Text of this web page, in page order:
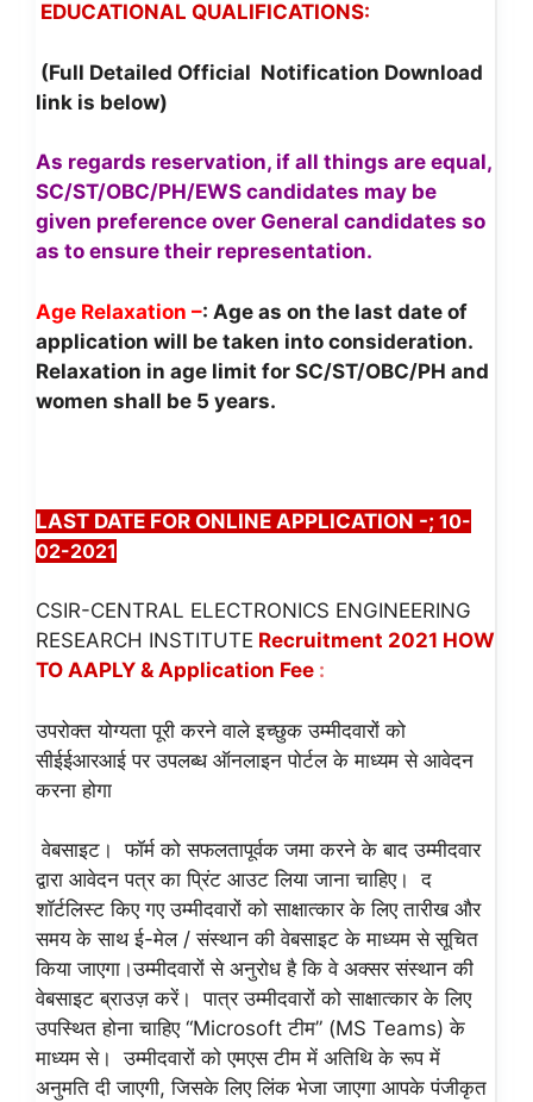
EDUCATIONAL QUALIFICATIONS:
(Full Detailed Official Notification Download
link is below)
As regards reservation, if all things are equal,
SC/ST/OBC/PH/EWS candidates may be
given preference over General candidates so
as to ensure their representation.
Age Relaxation –: Age as on the last date of
application will be taken into consideration.
Relaxation in age limit for SC/ST/OBC/PH and
women shall be 5 years.
LAST DATE FOR ONLINE APPLICATION -; 10-
02-2021
CSIR-CENTRAL ELECTRONICS ENGINEERING
RESEARCH INSTITUTE Recruitment 2021 HOW
TO AAPLY & Application Fee :
उपरोक्त योग्यता पूरी करने वाले इच्छुक उम्मीदवारों को
सीईईआरआई पर उपलब्ध ऑनलाइन पोर्टल के माध्यम से आवेदन
करना होगा
वेबसाइट। फॉर्म को सफलतापूर्वक जमा करने के बाद उम्मीदवार
द्वारा आवेदन पत्र का प्रिंट आउट लिया जाना चाहिए। द
शॉर्टलिस्ट किए गए उम्मीदवारों को साक्षात्कार के लिए तारीख और
समय के साथ ई-मेल / संस्थान की वेबसाइट के माध्यम से सूचित
किया जाएगा।उम्मीदवारों से अनुरोध है कि वे अक्सर संस्थान की
वेबसाइट ब्राउज़ करें। पात्र उम्मीदवारों को साक्षात्कार के लिए
उपस्थित होना चाहिए “Microsoft टीम” (MS Teams) के
माध्यम से। उम्मीदवारों को एमएस टीम में अतिथि के रूप में
अनुमति दी जाएगी, जिसके लिए लिंक भेजा जाएगा आपके पंजीकृत